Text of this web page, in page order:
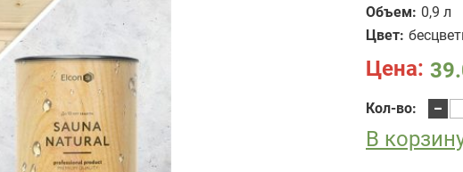
Объем: 0,9 л
Цвет:
Цена:
Кол-во:
для
В